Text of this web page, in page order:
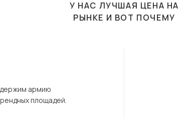
У НАС ЛУЧШАЯ ЦЕНА НА
РЫНКЕ И ВОТ ПОЧЕМУ
армию
площадей.